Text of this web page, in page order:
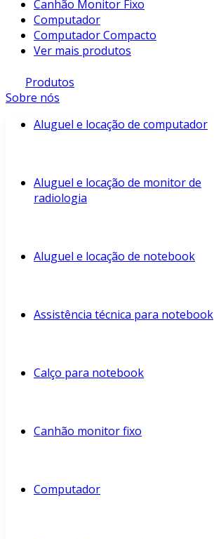
Canhão Monitor Fixo
Computador
Computador Compacto
Ver mais produtos
Produtos
Sobre nós
Aluguel e locação de computador
Aluguel e locação de monitor de
radiologia
Aluguel e locação de notebook
Assistência técnica para notebook
Calço para notebook
Canhão monitor fixo
Computador